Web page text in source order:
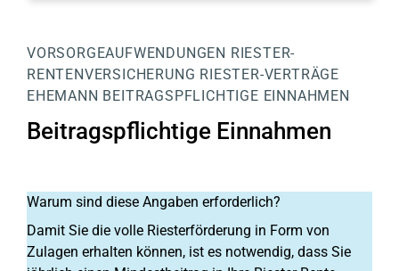
VORSORGEAUFWENDUNGEN RIESTER-
RENTENVERSICHERUNG RIESTER-VERTRÄGE
EHEMANN BEITRAGSPFLICHTIGE EINNAHMEN
Beitragspflichtige Einnahmen
Warum sind diese Angaben erforderlich?
Damit Sie die volle Riesterförderung in Form von
Zulagen erhalten können, ist es notwendig, dass Sie